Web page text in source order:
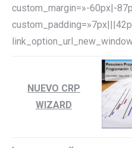
custom_margin=»-60px|-
NUEVO CRP
WIZARD